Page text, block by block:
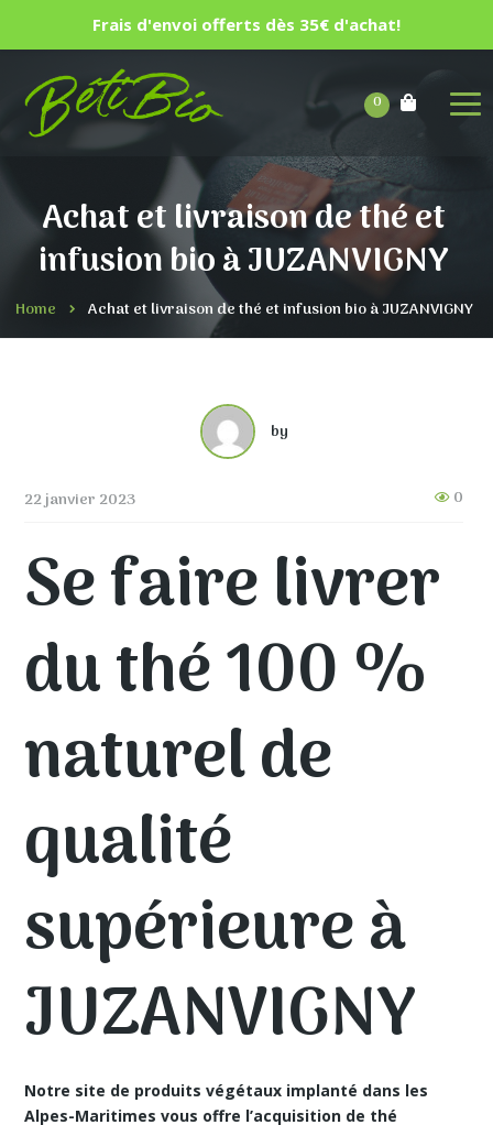
0
Achat et livraison de thé et
infusion bio à JUZANVIGNY
Home Achat et livraison de thé et infusion bio à JUZANVIGNY
by
22 janvier 2023 0
Se faire livrer
du thé 100 %
naturel de
qualité
supérieure à
JUZANVIGNY
Notre site de produits végétaux implanté dans les
Alpes-Maritimes vous offre l’acquisition de thé
Frais d'envoi offerts dès 35€ d'achat!